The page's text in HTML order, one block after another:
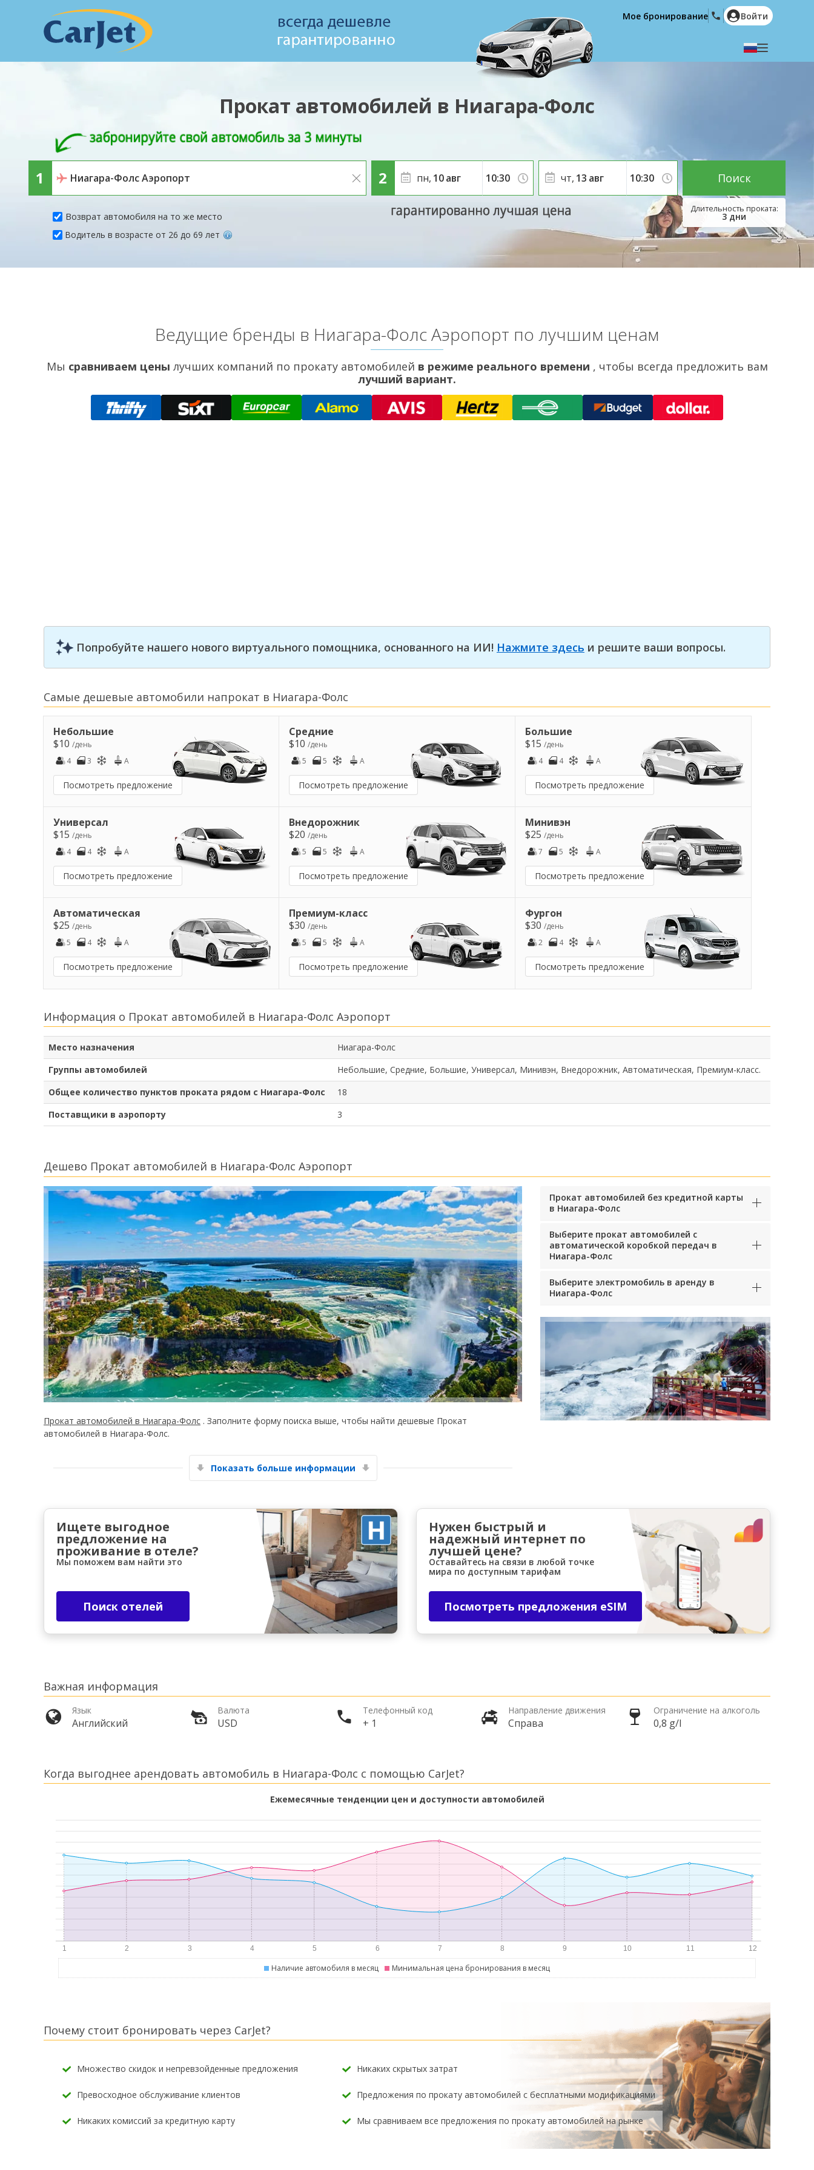
Лучшие сбережения
Получите доступ к эксклюзивным
Войти с помощью eLink
English (US)
Română
Ελληνικά
Hrvatski
العربية
Мое бронирование Войти
Прокат автомобилей в Ниагара-Фолс
Возврат автомобиля на то же место
пн, 10авг
3 дни
чт, 13 авг
Водитель в возрасте от 26 до 69 лет
Поиск
Ведущие бренды в Ниагара-Фолс Аэропорт по лучшим ценам
Мы сравниваем цены лучших компаний по прокату автомобилей в режиме реального времени , чтобы всегда предложить вам
лучший вариант.
Попробуйте нашего нового виртуального помощника, основанного на ИИ! Нажмите здесь и решите ваши вопросы.
Самые дешевые автомобили напрокат в Ниагара-Фолс
Небольшие
$10 /день
4
3 A
Посмотреть предложение
Средние
$10/день
5
5 A
Посмотреть предложение
Большие
$15 /день
4
4 A
Посмотреть предложение
Универсал
$15 /день
4
4 A
Посмотреть предложение
Внедорожник
$20/день
5
5 A
Посмотреть предложение
Минивэн
$25 /день
7
5 A
Посмотреть предложение
Автоматическая
$25 /день
5
4 A
Посмотреть предложение
Премиум-класс
$30/день
5
5 A
Посмотреть предложение
Фургон
$30 /день
2
4 A
Посмотреть предложение
Информация о Прокат автомобилей в Ниагара-Фолс Аэропорт
Место назначения
Ниагара-Фолс
Группы автомобилей
Небольшие, Средние, Большие, Универсал, Минивэн, Внедорожник, Автоматическая, Премиум-класс.
Общее количество пунктов проката рядом с Ниагара-Фолс
18
Поставщики в аэропорту
3
Дешево Прокат автомобилей в Ниагара-Фолс Аэропорт
Прокат автомобилей в Ниагара-Фолс . Заполните форму поиска выше, чтобы найти дешевые Прокат
автомобилей в Ниагара-Фолс.
Показать больше информации
Прокат автомобилей без кредитной карты
в Ниагара-Фолс
Выберите прокат автомобилей с
автоматической коробкой передач в
Ниагара-Фолс
Выберите электромобиль в аренду в
Ниагара-Фолс
Ищете выгодное
предложение на
проживание в отеле?
Мы поможем вам найти это
Поиск отелей
Нужен быстрый и
надежный интернет по
лучшей цене?
Оставайтесь на связи в любой точке
мира по доступным тарифам
Посмотреть предложения eSIM
Важная информация
Язык
Английский
Валюта
USD
Телефонный код
+ 1
Направление движения
Справа
Ограничение на алкоголь
0,8 g/l
Когда выгоднее арендовать автомобиль в Ниагара-Фолс с помощью CarJet?
Ежемесячные тенденции цен и доступности автомобилей
Наличие автомобиля в месяц Минимальная цена бронирования в месяц
Почему стоит бронировать через CarJet?
Множество скидок и непревзойденные предложения Никаких скрытых затрат
Превосходное обслуживание клиентов Предложения по прокату автомобилей с бесплатными модификациями
Никаких комиссий за кредитную карту Мы сравниваем все предложения по прокату автомобилей на рынке